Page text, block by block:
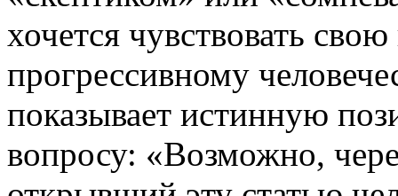
хочется чувствовать
прогрессивному
показывает истинную
вопросу: «Возможно,